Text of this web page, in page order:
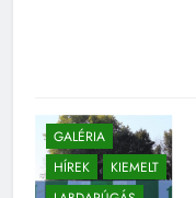
GALÉRIA
HÍREK
KIEMELT